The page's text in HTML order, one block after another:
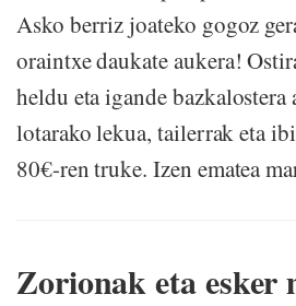
Asko berriz joateko gogoz
oraintxe daukate aukera!
heldu eta igande
lotarako lekua, tailerrak eta
80€-ren truke. Izen ematea
Zorionak eta esker